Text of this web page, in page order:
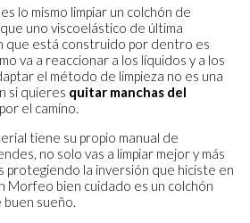
lo mismo limpiar un colchón de
uno viscoelástico de última
que está construido por dentro es
va a reaccionar a los líquidos y a los
el método de limpieza no es una
si quieres quitar manchas del
el camino.
tiene su propio manual de
no solo vas a limpiar mejor y más
protegiendo la inversión que hiciste en
Morfeo bien cuidado es un colchón
sueño.